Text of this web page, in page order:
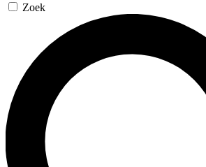
Zoek